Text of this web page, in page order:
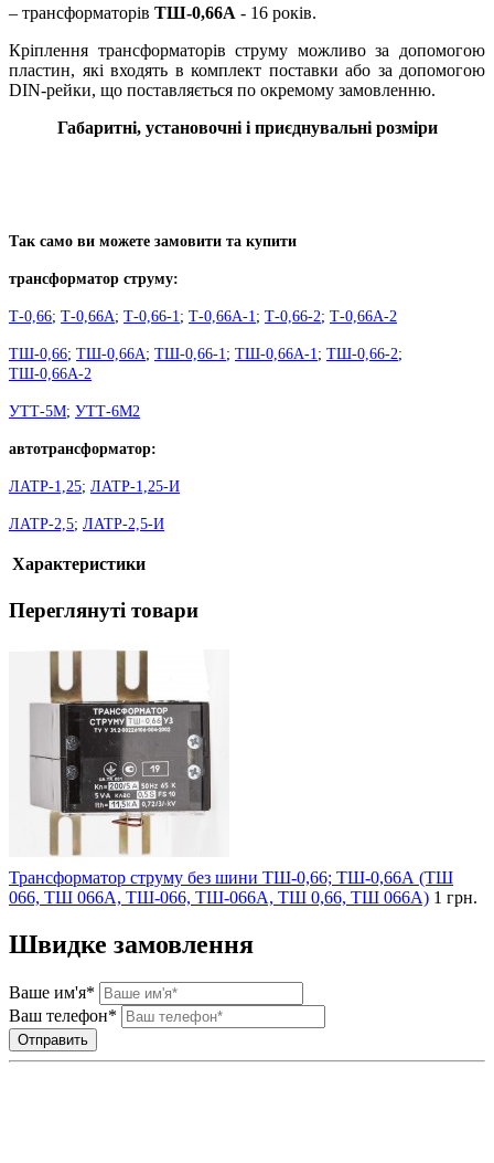
– трансформаторів ТШ-0,66А - 16 років.
Кріплення трансформаторів струму можливо за допомогою
пластин, які входять в комплект поставки або за допомогою
DIN-рейки, що поставляється по окремому замовленню.
Габаритні, установочні і приєднувальні розміри
Так само ви можете замовити та купити
трансформатор струму:
Т-0,66; Т-0,66А; Т-0,66-1 ; Т-0,66А-1 ; Т-0,66-2; Т-0,66А-2
ТШ-0,66; ТШ-0,66А; ТШ-0,66-1 ; ТШ-0,66А-1 ; ТШ-0,66-2;
ТШ-0,66А-2
УТТ-5М; УТТ-6М2
автотрансформатор:
ЛАТР-1,25; ЛАТР-1,25-И
ЛАТР-2,5; ЛАТР-2,5-И
Характеристики
Переглянуті товари
Трансформатор струму без шини ТШ-0,66; ТШ-0,66А (ТШ
066, ТШ 066А, ТШ-066, ТШ-066А, ТШ 0,66, ТШ 066А) 1 грн.
Швидке замовлення
Ваше им'я*
Ваш телефон*